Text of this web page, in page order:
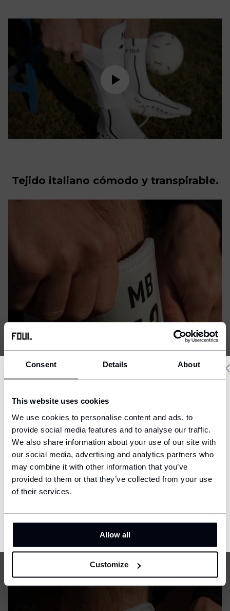
Consent Details About
This website uses cookies
We use cookies to personalise content and ads, to
provide social media features and to analyse our traffic.
We also share information about your use of our site with
our social media, advertising and analytics partners who
may combine it with other information that you’ve
provided to them or that they’ve collected from your use
of their services.
Allow all
Customize
Tejido italiano cómodo y transpirable.
las necesitas.
your location.
United States (USD)
Ship to
English
Language
CONFIRM